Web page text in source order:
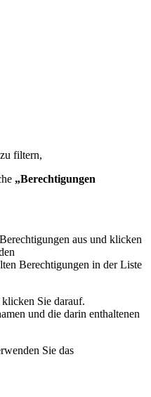
filtern,
„Berechtigungen
aus und klicken
Berechtigungen in der Liste
Sie darauf.
und die darin enthaltenen
Sie das